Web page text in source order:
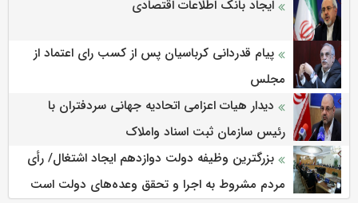
ایجاد بانک اطلاعات اقتصادی
پیام قدردانی کرباسیان پس از کسب رای اعتماد از
مجلس
دیدار هیات اعزامی اتحادیه جهانی سردفتران با
رئیس سازمان ثبت اسناد واملاک
بزرگترین وظیفه دولت دوازدهم ایجاد اشتغال/ رأی
مردم مشروط به اجرا و تحقق وعده‌های دولت است